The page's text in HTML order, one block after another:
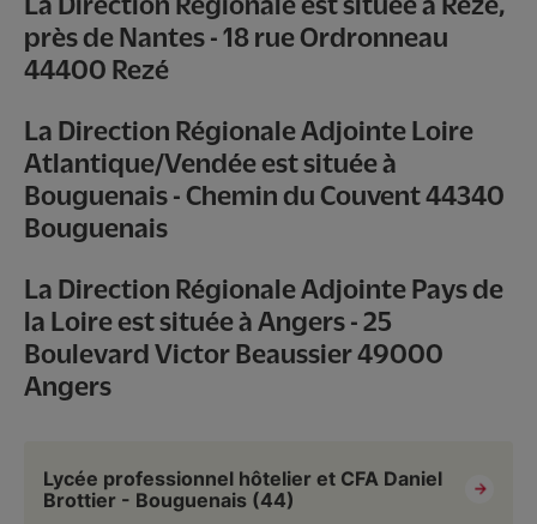
près de Nantes - 18 rue Ordronneau
44400 Rezé
La Direction Régionale Adjointe Loire
Atlantique/Vendée est située à
Bouguenais - Chemin du Couvent 44340
Bouguenais
La Direction Régionale Adjointe Pays de
la Loire est située à Angers - 25
Boulevard Victor Beaussier 49000
Angers
Lycée professionnel hôtelier et CFA Daniel
Brottier - Bouguenais (44)